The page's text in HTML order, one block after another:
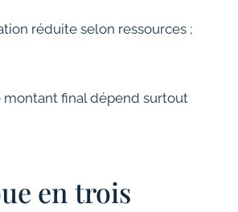
réduite selon ressources ;
montant final dépend surtout
en trois